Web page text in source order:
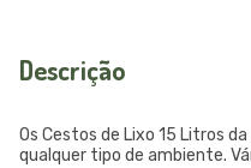
Descrição
Os Cestos de Lixo 15 Litros
qualquer tipo de ambiente.